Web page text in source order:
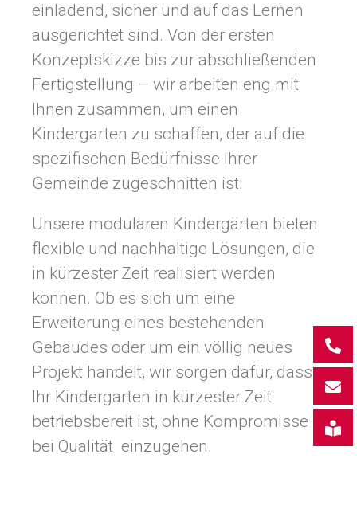
einladend, sicher und auf das Lernen
ausgerichtet sind. Von der ersten
Konzeptskizze bis zur abschließenden
Fertigstellung – wir arbeiten eng mit
Ihnen zusammen, um einen
Kindergarten zu schaffen, der auf die
spezifischen Bedürfnisse Ihrer
Gemeinde zugeschnitten ist.
Unsere modularen Kindergärten bieten
flexible und nachhaltige Lösungen, die
in kürzester Zeit realisiert werden
können. Ob es sich um eine
Erweiterung eines bestehenden
Gebäudes oder um ein völlig neues
Projekt handelt, wir sorgen dafür, dass
Ihr Kindergarten in kürzester Zeit
betriebsbereit ist, ohne Kompromisse
bei Qualität einzugehen.